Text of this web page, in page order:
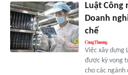
Luật Công
Doanh
chế
Việc xây dựng
được kỳ vọng
cho các